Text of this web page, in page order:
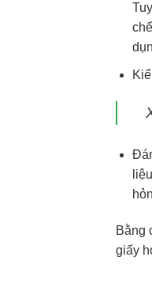
Bằng
giấy